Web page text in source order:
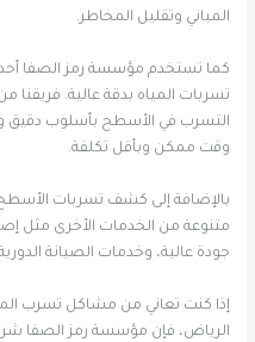
المباني وتقليل المخاطر.
كما تستخدم مؤسسة رمز الصفا
تسربات المياه بدقة عالية.
التسرب في الأسطح بأسلوب
وقت ممكن وبأقل تكلفة.
بالإضافة إلى كشف تسربات
متنوعة من الخدمات الأخرى مثل
جودة عالية، وخدمات الصيانة
إذا كنت تعاني من مشاكل تسرب
الرياض، فإن مؤسسة رمز الصفا